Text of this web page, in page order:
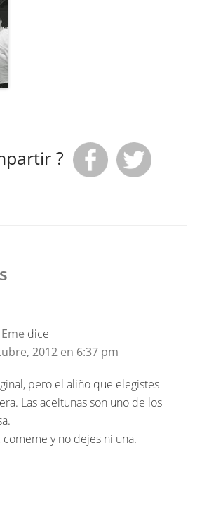
?
dice
2012 en 6:37 pm
pero el aliño que elegistes
Las aceitunas son uno de los
comeme y no dejes ni una.